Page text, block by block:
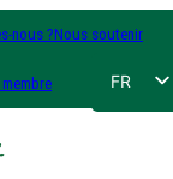
nous ?Nous soutenir
FR